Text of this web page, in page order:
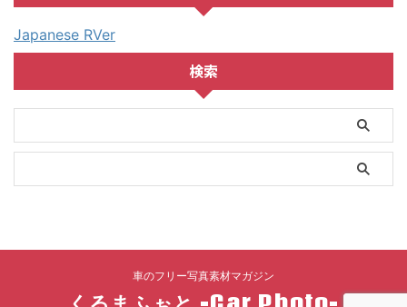
Japanese RVer
検索
車のフリー写真素材マガジン